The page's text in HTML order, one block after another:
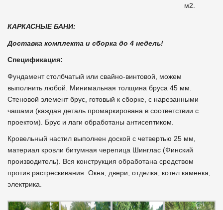
м2.
КАРКАСНЫЕ БАНИ:
Доставка комплекта и сборка до 4 недель!
Спецификация:
Фундамент столбчатый или свайно-винтовой, можем
выполнить любой. Минимальная толщина бруса 45 мм.
Стеновой элемент брус, готовый к сборке, с нарезанными
чашами (каждая деталь промаркирована в соответствии с
проектом). Брус и лаги обработаны антисептиком.
Кровельный настил выполнен доской с четвертью 25 мм,
материал кровли битумная черепица Шинглас (Финский
производитель). Вся конструкция обработана средством
против растрескивания. Окна, двери, отделка, котел каменка,
электрика.